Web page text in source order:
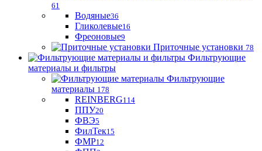
61
Водяные36
Гликолевые16
Фреоновые9
Приточные установки 78
Фильтрующие
материалы и фильтры
Фильтрующие
материaлы 178
REINBERG114
ППУ20
ФВЭ5
ФилТек15
ФМР12